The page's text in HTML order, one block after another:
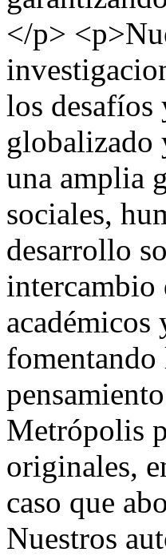
</p>
los desafíos
globalizado
una amplia
sociales,
desarrollo
intercambio
académicos
Metrópolis
originales,
caso que
Nuestros